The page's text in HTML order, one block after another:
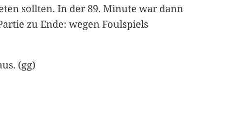
sollten. In der 89. Minute war dann
zu Ende: wegen Foulspiels
(gg)